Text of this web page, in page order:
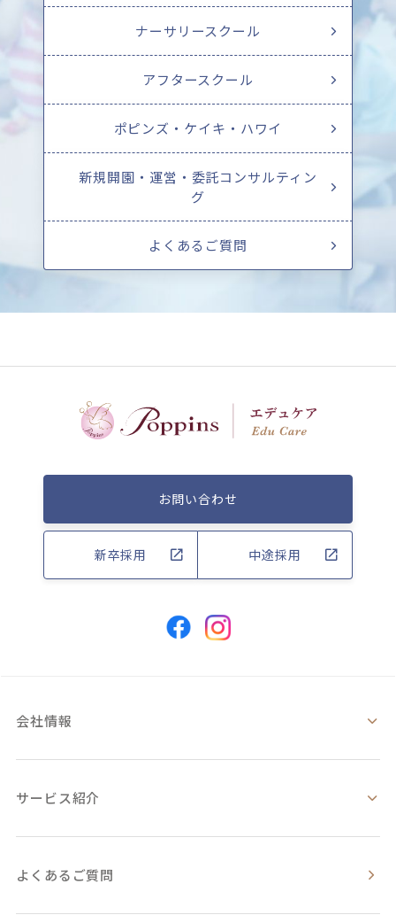
ナーサリースクール
アフタースクール
ポピンズ・ケイキ・ハワイ
新規開園・運営・委託コンサルティン
グ
よくあるご質問
お問い合わせ
新卒採用 中途採用
会社情報
サービス紹介
よくあるご質問